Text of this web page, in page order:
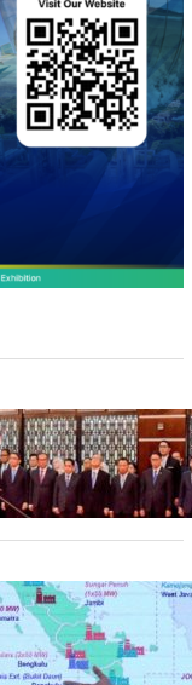
Kepala Badan
Bumi untuk